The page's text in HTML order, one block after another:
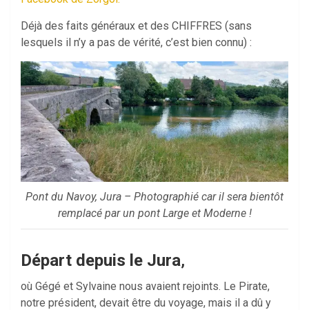
Déjà des faits généraux et des CHIFFRES (sans
lesquels il n’y a pas de vérité, c’est bien connu) :
Pont du Navoy, Jura – Photographié car il sera bientôt
remplacé par un pont Large et Moderne !
Départ depuis le Jura,
où Gégé et Sylvaine nous avaient rejoints. Le Pirate,
notre président, devait être du voyage, mais il a dû y